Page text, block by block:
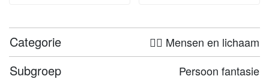
Categorie 🤦‍♀️ Mensen en lichaam
Subgroep Persoon fantasie